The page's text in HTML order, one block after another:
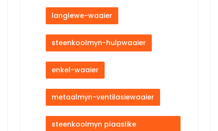
langlewe-waaier
steenkoolmyn-hulpwaaier
enkel-waaier
metaalmyn-ventilasiewaaier
steenkoolmyn plaaslike